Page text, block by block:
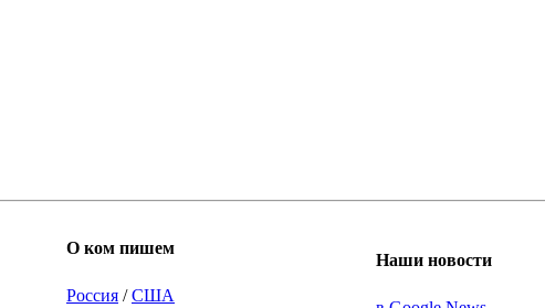
О ком пишем
Россия /США
Наши новости